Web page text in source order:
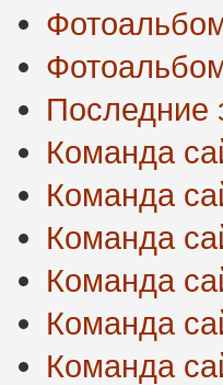
Последние
Команда
Команда
Команда
Команда
Команда
Команда